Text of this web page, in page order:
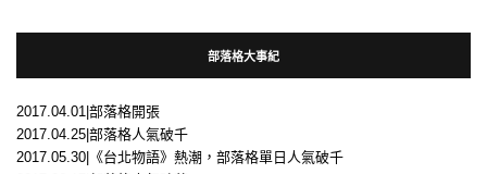
部落格大事紀
2017.04.01|部落格開張
2017.04.25|部落格人氣破千
2017.05.30|《台北物語》熱潮，部落格單日人氣破千